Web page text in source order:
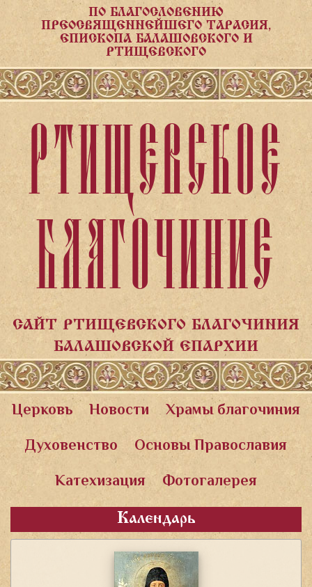
ПО БЛАГОСЛОВЕНИЮ
ПРЕОСВЯЩЕННЕЙШЕГО ТАРАСИЯ,
ЕПИСКОПА БАЛАШОВСКОГО И
РТИЩЕВСКОГО
РТИЩЕВСКОЕ
БЛАГОЧИНИЕ
САЙТ РТИЩЕВСКОГО БЛАГОЧИНИЯ
БАЛАШОВСКОЙ ЕПАРХИИ
Церковь Новости
Храмы благочиния
Духовенство
Основы Православия
Катехизация
Фотогалерея
Календарь